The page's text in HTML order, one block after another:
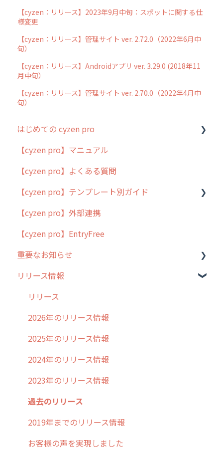
【cyzen：リリース】2023年9月中旬：スポットに関する仕
様変更
【cyzen：リリース】管理サイト ver. 2.72.0（2022年6月中
旬）
【cyzen：リリース】Androidアプリ ver. 3.29.0 (2018年11
月中旬）
【cyzen：リリース】管理サイト ver. 2.70.0（2022年4月中
旬）
はじめての cyzen pro
cyzen pro とは？
簡易マニュアル
cyzen proの位置情報取得について
用語集
よくある質問
【cyzen pro】マニュアル
【cyzen pro】よくある質問
【cyzen pro】テンプレート別ガイド
ポスティング
ラウンダー
メンテナンス
外廻り営業
清掃
不動産
【cyzen pro】外部連携
【cyzen pro】EntryFree
重要なお知らせ
過去の重要なお知らせ
障害情報
リリース情報
リリース
2026年のリリース情報
2025年のリリース情報
2024年のリリース情報
2023年のリリース情報
過去のリリース
2019年までのリリース情報
お客様の声を実現しました